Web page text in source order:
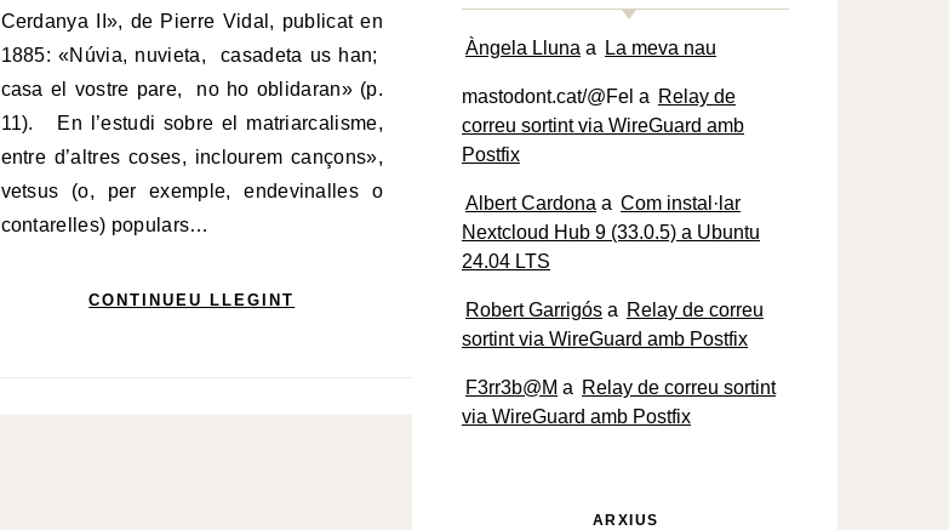
Cerdanya II», de Pierre Vidal, publicat en
1885: «Núvia, nuvieta, casadeta us han;
casa el vostre pare, no ho oblidaran» (p.
11). En l’estudi sobre el matriarcalisme,
entre d’altres coses, inclourem cançons»,
vetsus (o, per exemple, endevinalles o
contarelles) populars…
CONTINUEU LLEGINT
Àngela Lluna a La meva nau
mastodont.cat/@Fel a Relay de
correu sortint via WireGuard amb
Postfix
Albert Cardona a Com instal·lar
Nextcloud Hub 9 (33.0.5) a Ubuntu
24.04 LTS
Robert Garrigós a Relay de correu
sortint via WireGuard amb Postfix
F3rr3b@M a Relay de correu sortint
via WireGuard amb Postfix
ARXIUS